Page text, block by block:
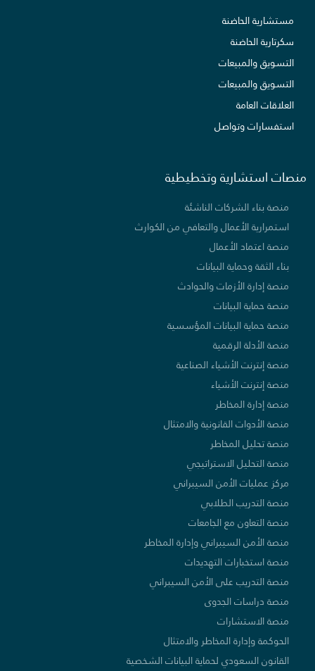
مستشارية الحاضنة
سكرتارية الحاضنة
التسويق والمبيعات
التسويق والمبيعات
العلاقات العامة
استفسارات وتواصل
منصات استشارية وتخطيطية
منصة بناء الشركات الناشئة
استمرارية الأعمال والتعافي من الكوارث
منصة اعتماد الأعمال
بناء الثقة وحماية البيانات
منصة إدارة الأزمات والحوادث
منصة حماية البيانات
منصة حماية البيانات المؤسسية
منصة الأدلة الرقمية
منصة إنترنت الأشياء الصناعية
منصة إنترنت الأشياء
منصة إدارة المخاطر
منصة الأدوات القانونية والامتثال
منصة تحليل المخاطر
منصة التحليل الاستراتيجي
مركز عمليات الأمن السيبراني
منصة التدريب الطلابي
منصة التعاون مع الجامعات
منصة الأمن السيبراني وإدارة المخاطر
منصة استخبارات التهديدات
منصة التدريب على الأمن السيبراني
منصة دراسات الجدوى
منصة الاستشارات
الحوكمة وإدارة المخاطر والامتثال
القانون السعودي لحماية البيانات الشخصية